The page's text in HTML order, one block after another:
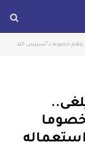
واستعماله ورقة ضد نزار بركة